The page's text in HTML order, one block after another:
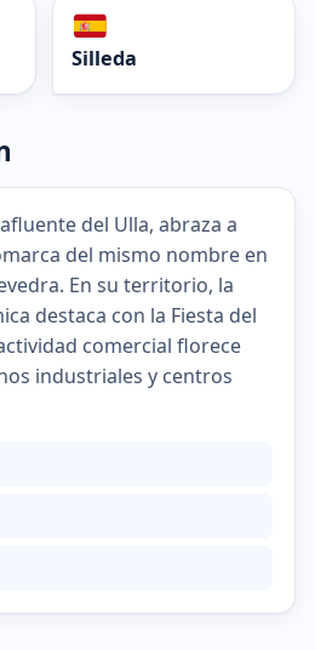
Silleda
del Ulla, abraza a
del mismo nombre en
En su territorio, la
destaca con la Fiesta del
comercial florece
industriales y centros